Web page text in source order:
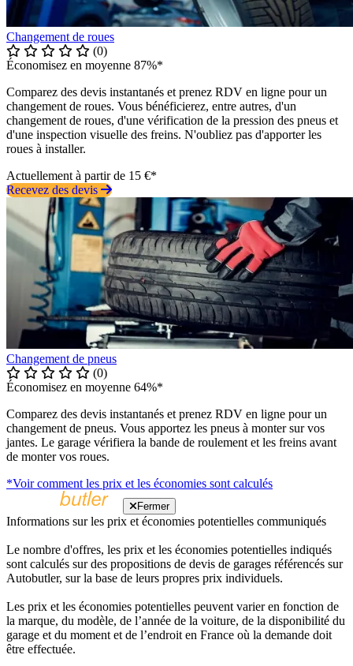
Changement de roues
(0)
Économisez en moyenne 87%*
Comparez des devis instantanés et prenez RDV en ligne pour un
changement de roues. Vous bénéficierez, entre autres, d'un
changement de roues, d'une vérification de la pression des pneus et
d'une inspection visuelle des freins. N'oubliez pas d'apporter les
roues à installer.
Actuellement à partir de 15 €*
Recevez des devis
Changement de pneus
(0)
Économisez en moyenne 64%*
Comparez des devis instantanés et prenez RDV en ligne pour un
changement de pneus. Vous apportez les pneus à monter sur vos
jantes. Le garage vérifiera la bande de roulement et les freins avant
de monter vos roues.
*Voir comment les prix et les économies sont calculés
Fermer
Informations sur les prix et économies potentielles communiqués
Le nombre d'offres, les prix et les économies potentielles indiqués
sont calculés sur des propositions de devis de garages référencés sur
Autobutler, sur la base de leurs propres prix individuels.
Les prix et les économies potentielles peuvent varier en fonction de
la marque, du modèle, de l’année de la voiture, de la disponibilité du
garage et du moment et de l’endroit en France où la demande doit
être effectuée.